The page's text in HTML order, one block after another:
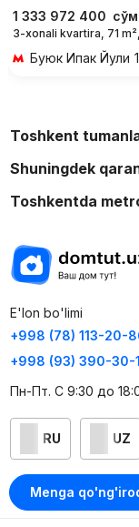
Menga
1 333 972 400 сўм
3-xonali kvartira, 71 m²,
Буюк Ипак Йули
Toshkent
Shuningdek
Toshkentda
E'lon bo'limi
+998 (78) 113-20-
+998 (93) 390-30-
Пн-Пт. С 9:30 до
RU UZ
Kontaktlar